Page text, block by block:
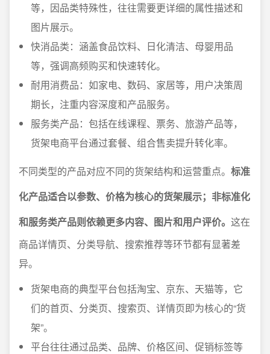
等，因品类特殊性，往往需要更详细的属性描述和
图片展示。
快消品类：涵盖食品饮料、日化清洁、母婴用品
等，强调高频购买和快速转化。
耐用消费品：如家电、数码、家居等，用户决策周
期长，注重内容深度和产品服务。
服务类产品：包括在线课程、票务、旅游产品等，
货架电商平台通过套餐、组合售卖提升转化率。
不同类型的产品对应不同的货架结构和运营重点。 标准
化产品适合以参数、价格为核心的货架展示；非标准化
和服务类产品则依赖更多内容、图片和用户评价。 这在
商品详情页、分类导航、搜索推荐等环节都有显著差
异。
货架电商的典型平台包括淘宝、京东、天猫等，它
们的首页、分类页、搜索页、详情页即为核心的“货
架”。
平台往往通过品类、品牌、价格区间、促销标签等